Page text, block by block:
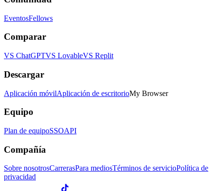
EventosFellows
Comparar
VS ChatGPTVS LovableVS Replit
Descargar
Aplicación móvilAplicación de escritorioMy Browser
Equipo
Plan de equipoSSOAPI
Compañía
Sobre nosotrosCarrerasPara mediosTérminos de servicioPolítica de
privacidad